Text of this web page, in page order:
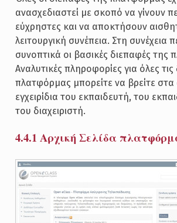
ανασχεδιαστεί με σκοπό να γίνουν
εύχρηστες και να αποκτήσουν
λειτουργική συνέπεια. Στη συνέχεια
συνοπτικά οι βασικές διεπαφές της
Αναλυτικές πληροφορίες για όλες
πλατφόρμας μπορείτε να βρείτε στα
εγχειρίδια του εκπαιδευτή, του
του διαχειριστή.
4.4.1 Αρχική Σελίδα